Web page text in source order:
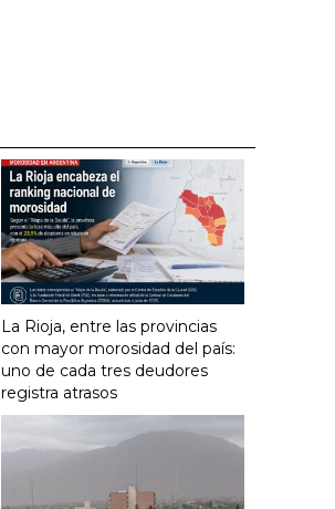
La Rioja, entre las provincias
con mayor morosidad del país:
uno de cada tres deudores
registra atrasos